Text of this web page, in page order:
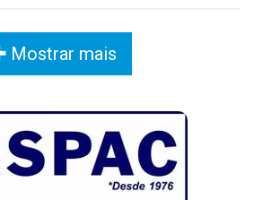
Mostrar mais